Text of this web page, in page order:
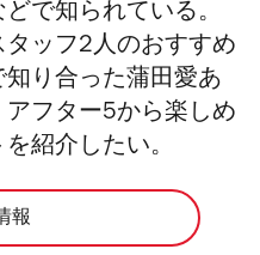
で知られている。
ッフ2人のおすすめ
り合った蒲田愛あ
フター5から楽しめ
紹介したい。
報